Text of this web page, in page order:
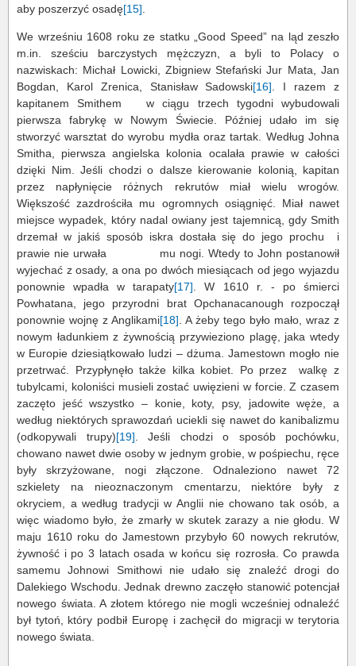
aby poszerzyć osadę[15].
We wrześniu 1608 roku ze statku „Good Speed” na ląd zeszło
m.in. sześciu barczystych mężczyzn, a byli to Polacy o
nazwiskach: Michał Lowicki, Zbigniew Stefański Jur Mata, Jan
Bogdan, Karol Zrenica, Stanisław Sadowski[16]. I razem z
kapitanem Smithem w ciągu trzech tygodni wybudowali
pierwsza fabrykę w Nowym Świecie. Później udało im się
stworzyć warsztat do wyrobu mydła oraz tartak. Według Johna
Smitha, pierwsza angielska kolonia ocalała prawie w całości
dzięki Nim. Jeśli chodzi o dalsze kierowanie kolonią, kapitan
przez napłynięcie różnych rekrutów miał wielu wrogów.
Większość zazdrościła mu ogromnych osiągnięć. Miał nawet
miejsce wypadek, który nadal owiany jest tajemnicą, gdy Smith
drzemał w jakiś sposób iskra dostała się do jego prochu i
prawie nie urwała mu nogi. Wtedy to John postanowił
wyjechać z osady, a ona po dwóch miesiącach od jego wyjazdu
ponownie wpadła w tarapaty[17]. W 1610 r. - po śmierci
Powhatana, jego przyrodni brat Opchanacanough rozpoczął
ponownie wojnę z Anglikami[18]. A żeby tego było mało, wraz z
nowym ładunkiem z żywnością przywieziono plagę, jaka wtedy
w Europie dziesiątkowało ludzi – dżuma. Jamestown mogło nie
przetrwać. Przypłynęło także kilka kobiet. Po przez walkę z
tubylcami, koloniści musieli zostać uwięzieni w forcie. Z czasem
zaczęto jeść wszystko – konie, koty, psy, jadowite węże, a
według niektórych sprawozdań uciekli się nawet do kanibalizmu
(odkopywali trupy)[19]. Jeśli chodzi o sposób pochówku,
chowano nawet dwie osoby w jednym grobie, w pośpiechu, ręce
były skrzyżowane, nogi złączone. Odnaleziono nawet 72
szkielety na nieoznaczonym cmentarzu, niektóre były z
okryciem, a według tradycji w Anglii nie chowano tak osób, a
więc wiadomo było, że zmarły w skutek zarazy a nie głodu. W
maju 1610 roku do Jamestown przybyło 60 nowych rekrutów,
żywność i po 3 latach osada w końcu się rozrosła. Co prawda
samemu Johnowi Smithowi nie udało się znaleźć drogi do
Dalekiego Wschodu. Jednak drewno zaczęło stanowić potencjał
nowego świata. A złotem którego nie mogli wcześniej odnaleźć
był tytoń, który podbił Europę i zachęcił do migracji w terytoria
nowego świata.